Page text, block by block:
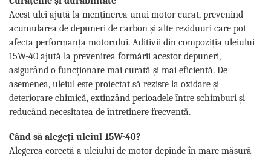
Acest ulei ajută la menținerea unui motor curat, prevenind
acumularea de depuneri de carbon și alte reziduuri care pot
afecta performanța motorului. Aditivii din compoziția uleiului
15W-40 ajută la prevenirea formării acestor depuneri,
asigurând o funcționare mai curată și mai eficientă. De
asemenea, uleiul este proiectat să reziste la oxidare și
deteriorare chimică, extinzând perioadele între schimburi și
reducând necesitatea de întreținere frecventă.
Când să alegeți uleiul 15W-40?
Alegerea corectă a uleiului de motor depinde în mare măsură